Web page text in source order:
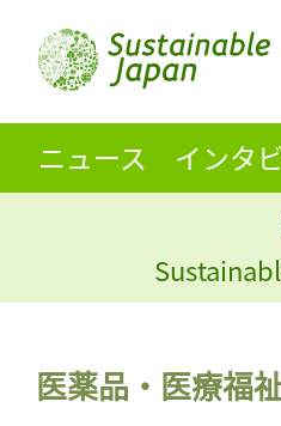
ニュース インタ
医薬品・医療福